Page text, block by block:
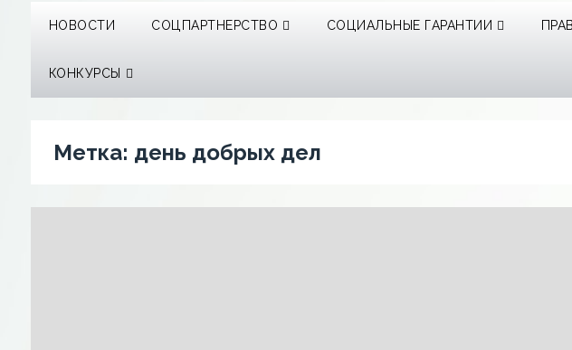
НОВОСТИ СОЦПАРТНЕРСТВО СОЦИАЛЬНЫЕ ГАРАНТИИ
КОНКУРСЫ
Метка: день добрых дел